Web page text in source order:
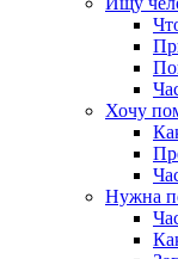
Хочу
Нужна